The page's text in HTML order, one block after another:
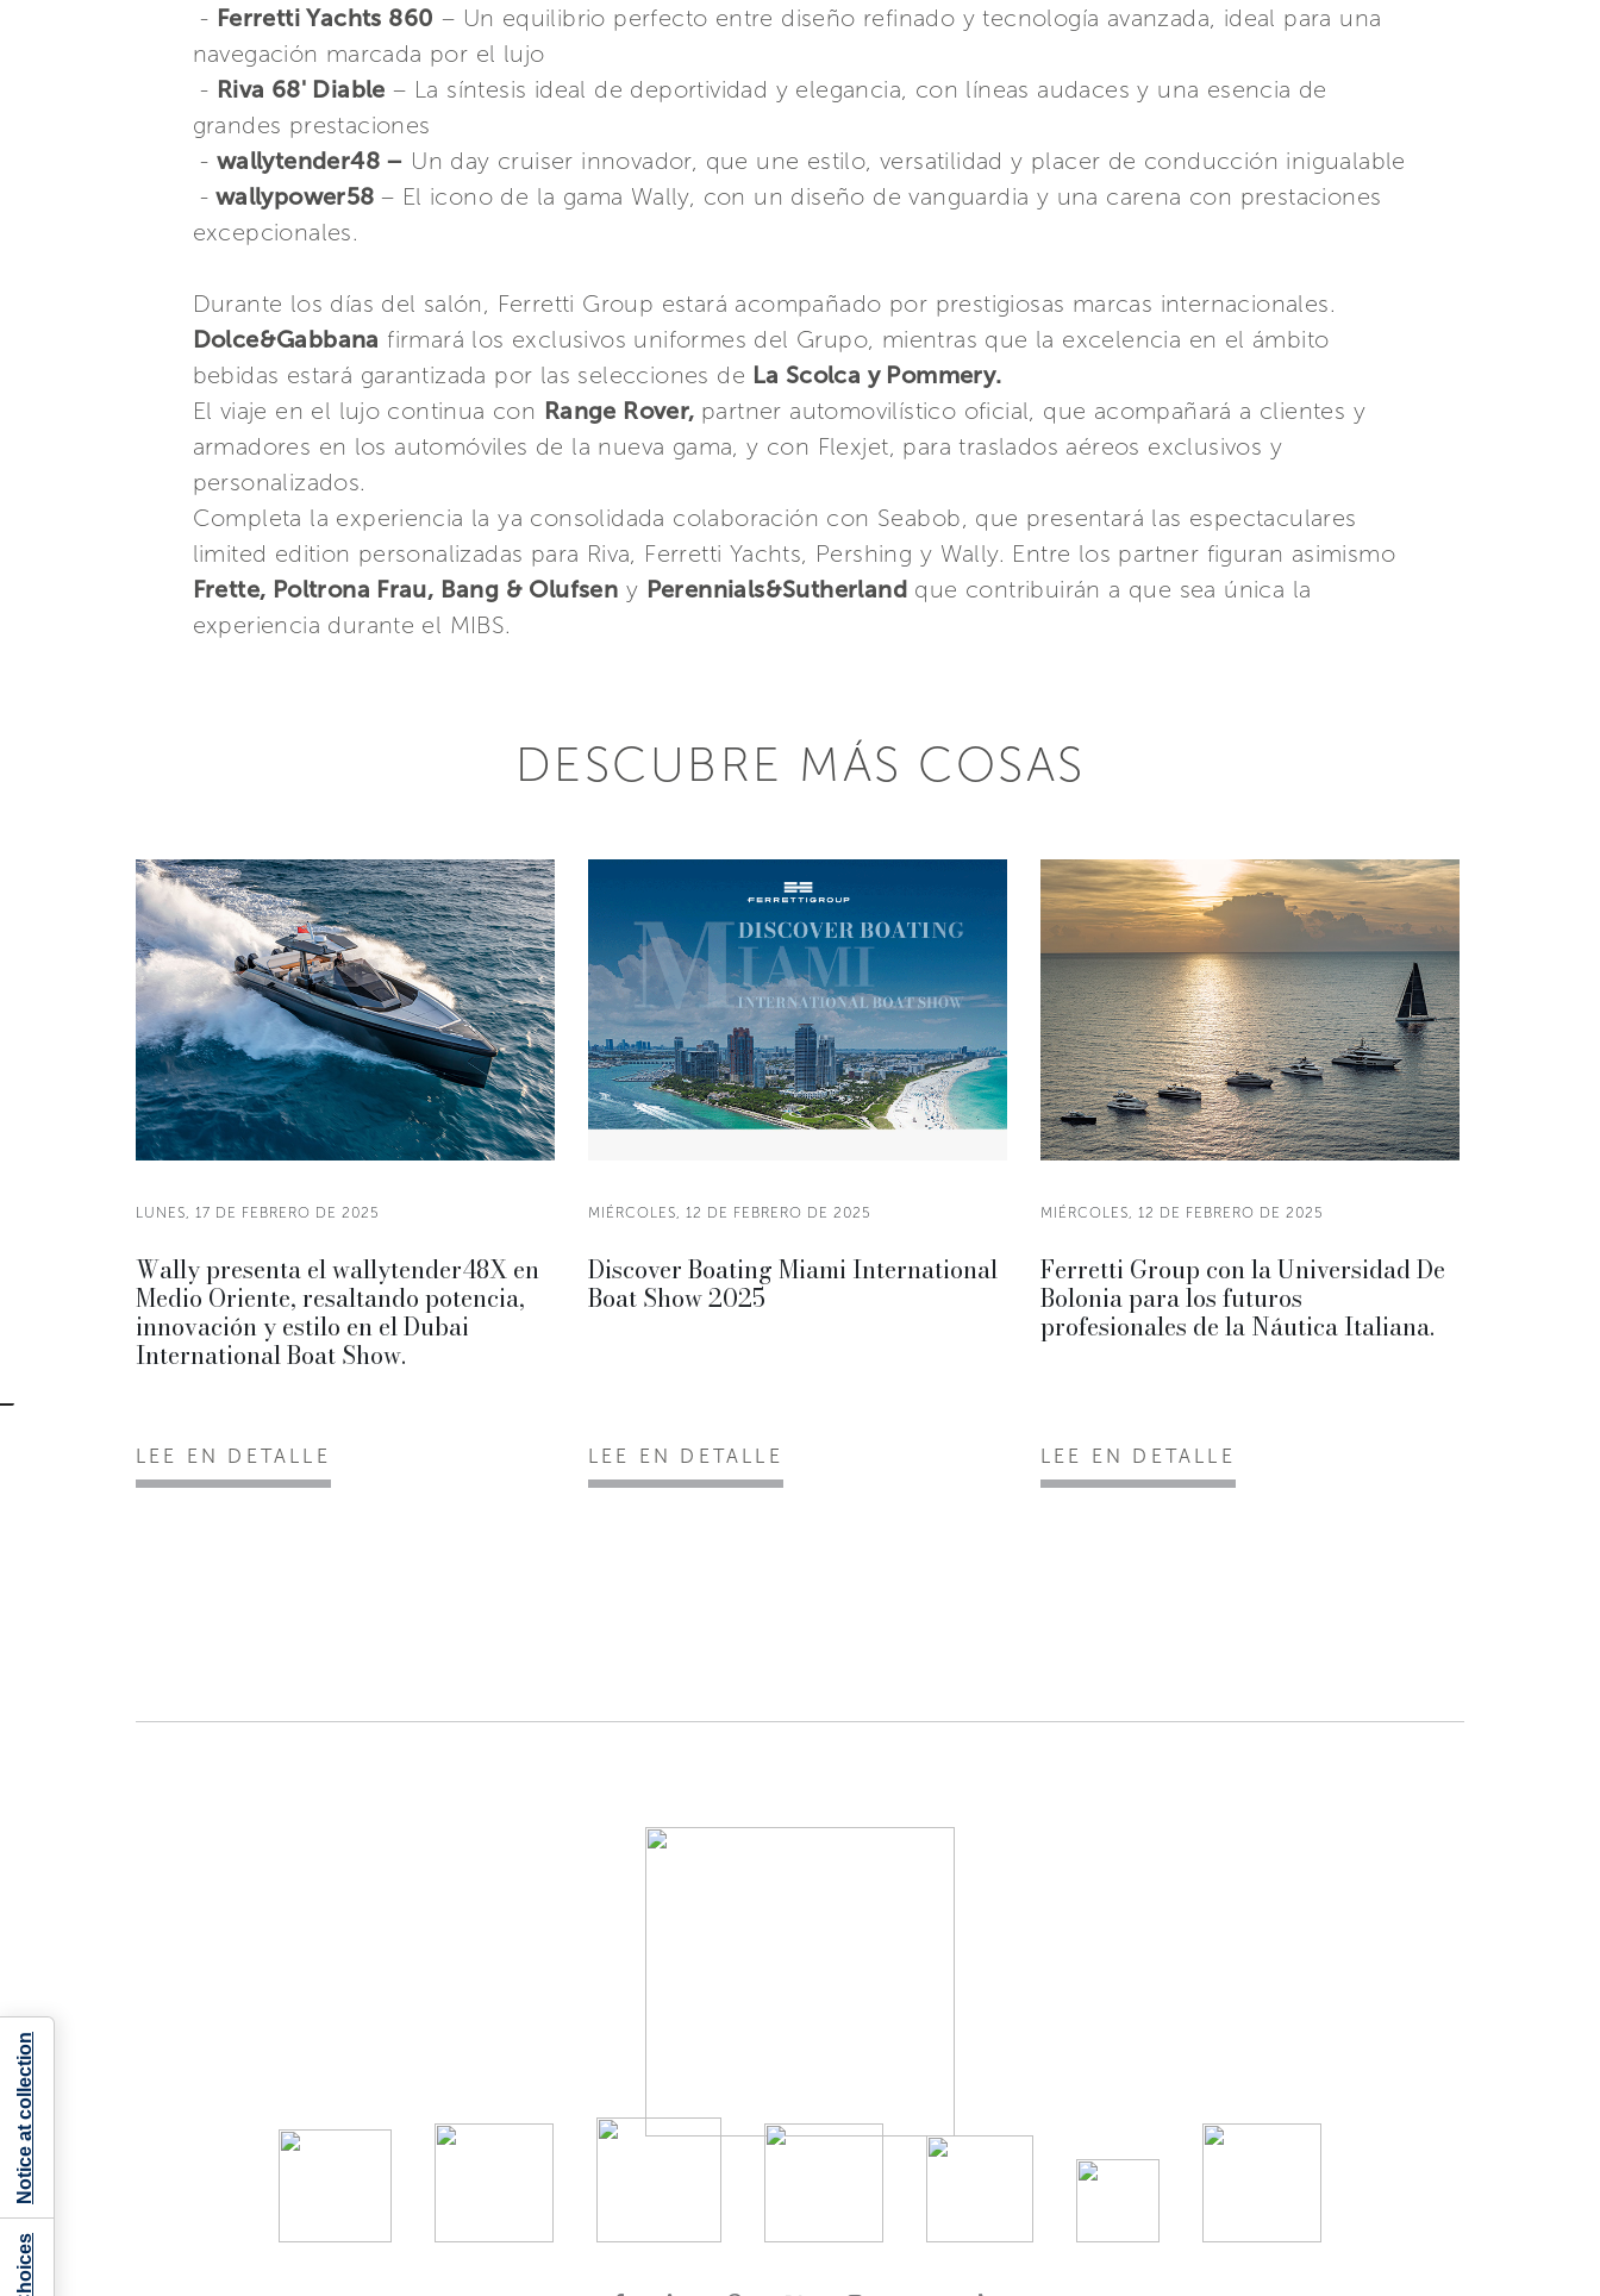
- Ferretti Yachts 860 – Un equilibrio perfecto entre diseño refinado y tecnología avanzada, ideal para una
navegación marcada por el lujo
- Riva 68' Diable – La síntesis ideal de deportividad y elegancia, con líneas audaces y una esencia de
grandes prestaciones
- wallytender48 – Un day cruiser innovador, que une estilo, versatilidad y placer de conducción inigualable
- wallypower58 – El icono de la gama Wally, con un diseño de vanguardia y una carena con prestaciones
excepcionales.
Durante los días del salón, Ferretti Group estará acompañado por prestigiosas marcas internacionales.
Dolce&Gabbana firmará los exclusivos uniformes del Grupo, mientras que la excelencia en el ámbito
bebidas estará garantizada por las selecciones de La Scolca y Pommery.
El viaje en el lujo continua con Range Rover, partner automovilístico oficial, que acompañará a clientes y
armadores en los automóviles de la nueva gama, y con Flexjet, para traslados aéreos exclusivos y
personalizados.
Completa la experiencia la ya consolidada colaboración con Seabob, que presentará las espectaculares
limited edition personalizadas para Riva, Ferretti Yachts, Pershing y Wally. Entre los partner figuran asimismo
Frette, Poltrona Frau, Bang & Olufsen y Perennials&Sutherlandque contribuirán a que sea única la
experiencia durante el MIBS.
DESCUBRE MÁS COSAS
LUNES, 17 DE FEBRERO DE 2025
Wally presenta el wallytender48X en
Medio Oriente, resaltando potencia,
innovación y estilo en el Dubai
International Boat Show.
LEE EN DETALLE
MIÉRCOLES, 12 DE FEBRERO DE 2025
Discover Boating Miami International
Boat Show 2025
LEE EN DETALLE
MIÉRCOLES, 12 DE FEBRERO DE 2025
Ferretti Group con la Universidad De
Bolonia para los futuros
profesionales de la Náutica Italiana.
LEE EN DETALLE
Notice at collection